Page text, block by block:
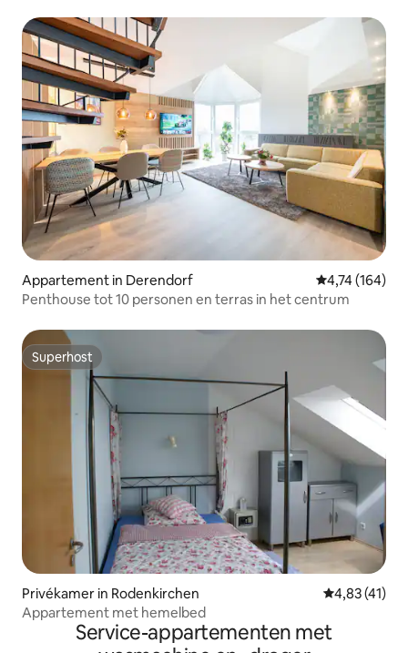
Appartement in Derendorf Gemiddelde
4,74 (164)
Penthouse tot 10 personen en terras in het centrum
Superhost
Superhost
Privékamer in Rodenkirchen Gemiddelde
4,83 (41)
Appartement met hemelbed
Service-appartementen met